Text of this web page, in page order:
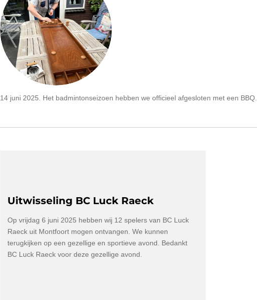
14 juni 2025. Het badmintonseizoen hebben we officieel afgesloten met een BBQ.
Uitwisseling BC Luck Raeck
Op vrijdag 6 juni 2025 hebben wij 12 spelers van BC Luck
Raeck uit Montfoort mogen ontvangen. We kunnen
terugkijken op een gezellige en sportieve avond. Bedankt
BC Luck Raeck voor deze gezellige avond.